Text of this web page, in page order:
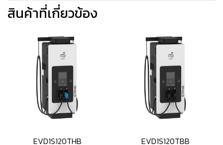
สินค้าที่เกี่ยวข้อง
EVD1S120THB EVD1S120TBB